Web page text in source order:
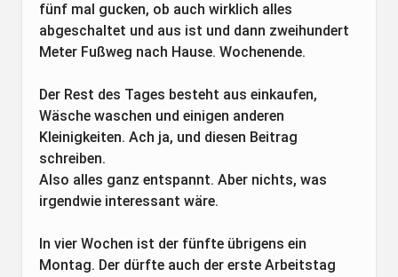
fünf mal gucken, ob auch wirklich alles
abgeschaltet und aus ist und dann zweihundert
Meter Fußweg nach Hause. Wochenende.
Der Rest des Tages besteht aus einkaufen,
Wäsche waschen und einigen anderen
Kleinigkeiten. Ach ja, und diesen Beitrag
schreiben.
Also alles ganz entspannt. Aber nichts, was
irgendwie interessant wäre.
In vier Wochen ist der fünfte übrigens ein
Montag. Der dürfte auch der erste Arbeitstag